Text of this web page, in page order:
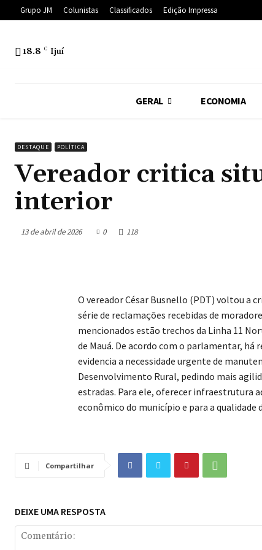
Grupo JM Colunistas Classificados Edição Impressa
18.8 C Ijuí
GERAL ECONOMIA
DESTAQUE POLÍTICA
Vereador critica
interior
13 de abril de 2026 0 118
O vereador César Busnello (PDT) voltou a
série de reclamações recebidas de
mencionados estão trechos da Linha 11
de Mauá. De acordo com o parlamentar,
evidencia a necessidade urgente de
Desenvolvimento Rural, pedindo mais
estradas. Para ele, oferecer infraestrutura
econômico do município e para a qualidade
Compartilhar
DEIXE UMA RESPOSTA